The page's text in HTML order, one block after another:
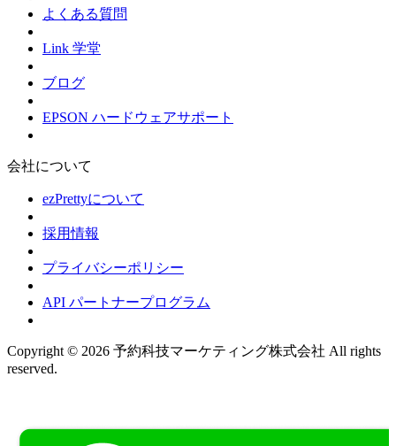
よくある質問
Link 学堂
ブログ
EPSON ハードウェアサポート
会社について
ezPrettyについて
採用情報
プライバシーポリシー
API パートナープログラム
Copyright © 2026 予約科技マーケティング株式会社 All rights
reserved.